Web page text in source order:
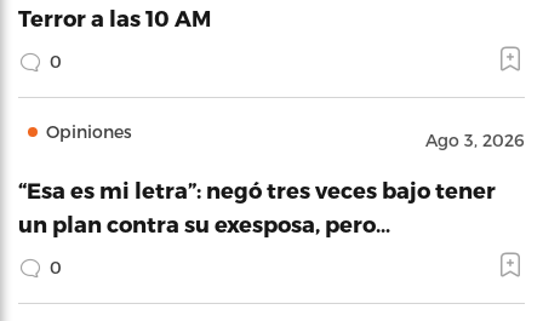
Terror a las 10 AM
0
Opiniones Ago 3, 2026
“Esa es mi letra”: negó tres veces bajo tener
un plan contra su exesposa, pero…
0